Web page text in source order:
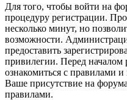
Для того, чтобы войти на
процедуру регистрации.
несколько минут, но
возможности.
предоставить
привилегии. Перед
ознакомиться с правилами
Ваше присутствие на
правилами.